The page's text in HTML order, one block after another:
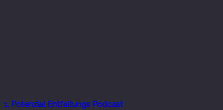
1. Potenzial Entfaltungs Podcast